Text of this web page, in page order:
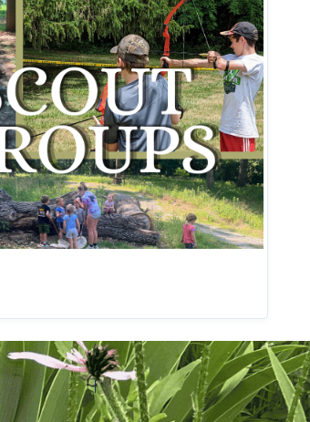
Amilia Légal